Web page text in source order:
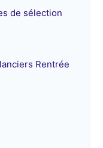
de sélection
Rentrée